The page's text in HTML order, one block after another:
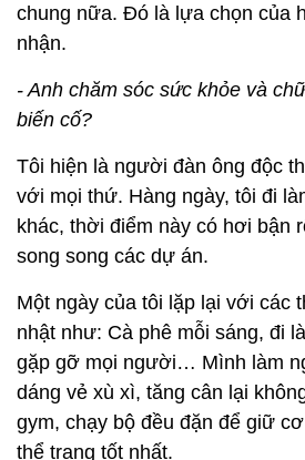
chung nữa. Đó là lựa chọn của
nhận.
- Anh chăm sóc sức khỏe và
biến cố?
Tôi hiện là người đàn ông độc
với mọi thứ. Hàng ngày, tôi đi
khác, thời điểm này có hơi bận
song song các dự án.
Một ngày của tôi lặp lại với các
nhật như: Cà phê mỗi sáng, đi
gặp gỡ mọi người… Mình làm
dáng vẻ xù xì, tăng cân lại
gym, chạy bộ đều đặn để giữ
thể trạng tốt nhất.